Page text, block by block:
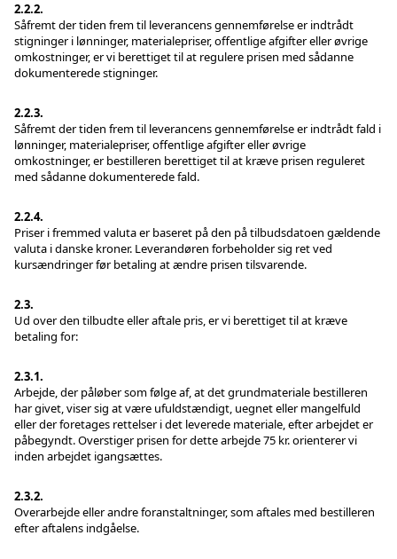
2.2.2.
Såfremt der tiden frem til leverancens gennemførelse er indtrådt
stigninger i lønninger, materialepriser, offentlige afgifter eller øvrige
omkostninger, er vi berettiget til at regulere prisen med sådanne
dokumenterede stigninger.
2.2.3.
Såfremt der tiden frem til leverancens gennemførelse er indtrådt fald i
lønninger, materialepriser, offentlige afgifter eller øvrige
omkostninger, er bestilleren berettiget til at kræve prisen reguleret
med sådanne dokumenterede fald.
2.2.4.
Priser i fremmed valuta er baseret på den på tilbudsdatoen gældende
valuta i danske kroner. Leverandøren forbeholder sig ret ved
kursændringer før betaling at ændre prisen tilsvarende.
2.3.
Ud over den tilbudte eller aftale pris, er vi berettiget til at kræve
betaling for:
2.3.1.
Arbejde, der påløber som følge af, at det grundmateriale bestilleren
har givet, viser sig at være ufuldstændigt, uegnet eller mangelfuld
eller der foretages rettelser i det leverede materiale, efter arbejdet er
påbegyndt. Overstiger prisen for dette arbejde 75 kr. orienterer vi
inden arbejdet igangsættes.
2.3.2.
Overarbejde eller andre foranstaltninger, som aftales med bestilleren
efter aftalens indgåelse.